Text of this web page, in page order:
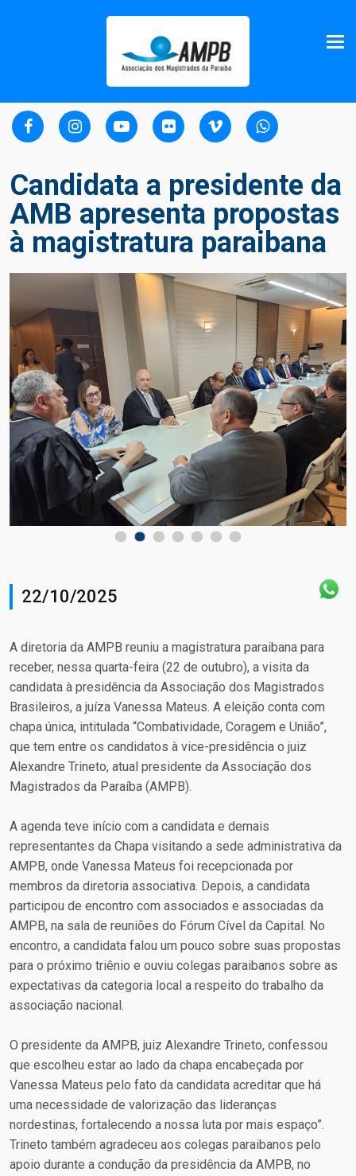
Candidata a presidente da
AMB apresenta propostas
à magistratura paraibana
22/10/2025
A diretoria da AMPB reuniu a magistratura paraibana para
receber, nessa quarta-feira (22 de outubro), a visita da
candidata à presidência da Associação dos Magistrados
Brasileiros, a juíza Vanessa Mateus. A eleição conta com
chapa única, intitulada “Combatividade, Coragem e União”,
que tem entre os candidatos à vice-presidência o juiz
Alexandre Trineto, atual presidente da Associação dos
Magistrados da Paraíba (AMPB).
A agenda teve início com a candidata e demais
representantes da Chapa visitando a sede administrativa da
AMPB, onde Vanessa Mateus foi recepcionada por
membros da diretoria associativa. Depois, a candidata
participou de encontro com associados e associadas da
AMPB, na sala de reuniões do Fórum Cível da Capital. No
encontro, a candidata falou um pouco sobre suas propostas
para o próximo triênio e ouviu colegas paraibanos sobre as
expectativas da categoria local a respeito do trabalho da
associação nacional.
O presidente da AMPB, juiz Alexandre Trineto, confessou
que escolheu estar ao lado da chapa encabeçada por
Vanessa Mateus pelo fato da candidata acreditar que há
uma necessidade de valorização das lideranças
nordestinas, fortalecendo a nossa luta por mais espaço”.
Trineto também agradeceu aos colegas paraibanos pelo
apoio durante a condução da presidência da AMPB, no